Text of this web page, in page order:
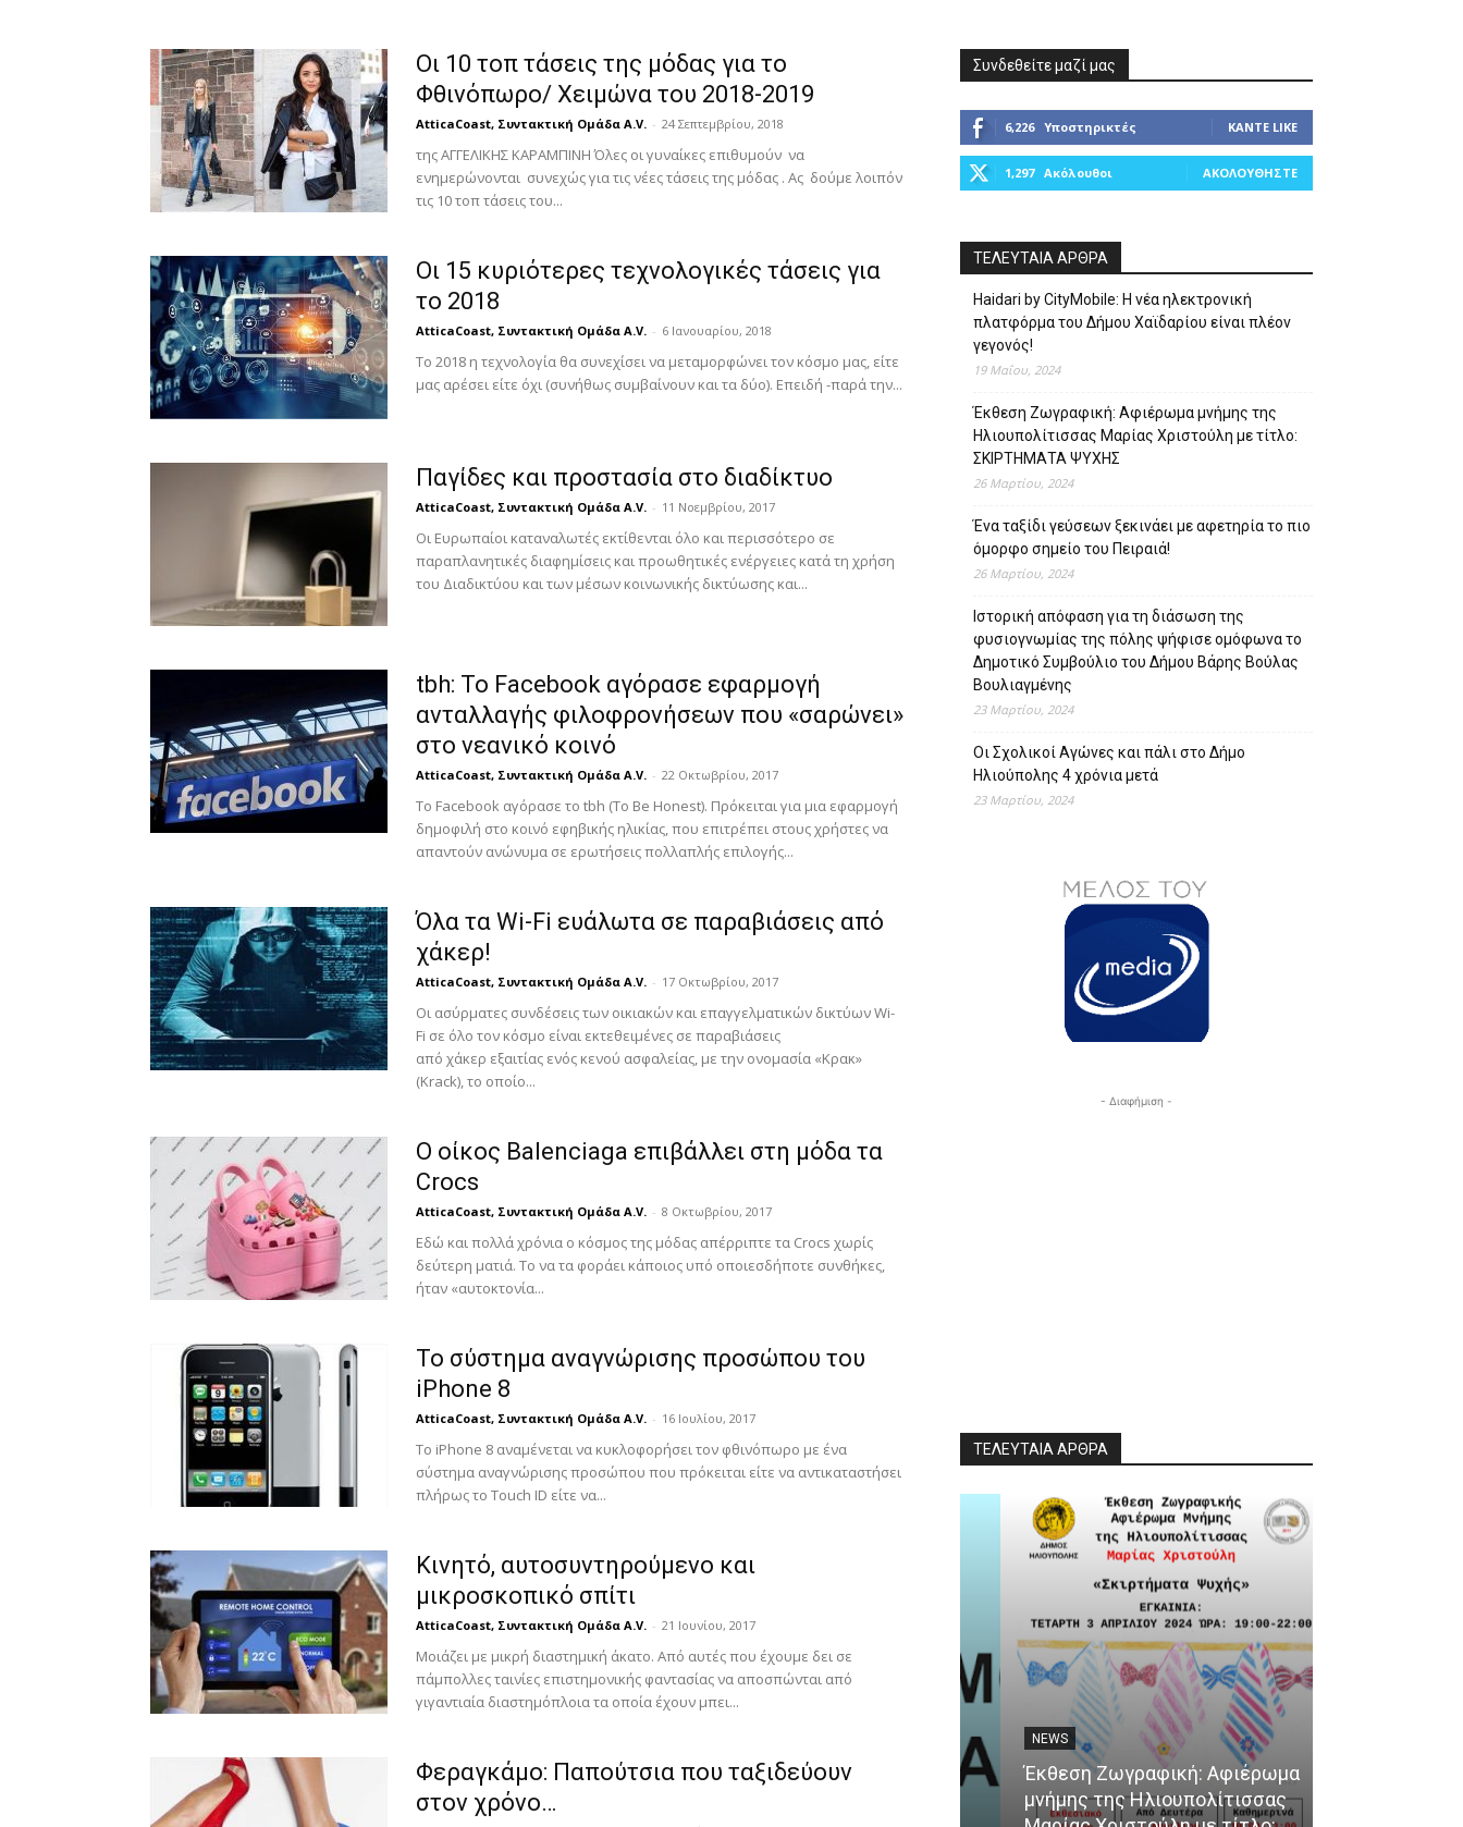
Οι 10 τοπ τάσεις της μόδας για το
Φθινόπωρο/ Χειμώνα του 2018-2019
AtticaCoast, Συντακτική Ομάδα A.V. - 24 Σεπτεμβρίου, 2018
της ΑΓΓΕΛΙΚΗΣ ΚΑΡΑΜΠΙΝΗ Όλες οι γυναίκες επιθυμούν να
ενημερώνονται συνεχώς για τις νέες τάσεις της μόδας . Ας δούμε λοιπόν
τις 10 τοπ τάσεις του...
Οι 15 κυριότερες τεχνολογικές τάσεις για
το 2018
AtticaCoast, Συντακτική Ομάδα A.V. - 6 Ιανουαρίου, 2018
Το 2018 η τεχνολογία θα συνεχίσει να μεταμορφώνει τον κόσμο μας, είτε
μας αρέσει είτε όχι (συνήθως συμβαίνουν και τα δύο). Επειδή -παρά την...
Παγίδες και προστασία στο διαδίκτυο
AtticaCoast, Συντακτική Ομάδα A.V. - 11 Νοεμβρίου, 2017
Οι Ευρωπαίοι καταναλωτές εκτίθενται όλο και περισσότερο σε
παραπλανητικές διαφημίσεις και προωθητικές ενέργειες κατά τη χρήση
του Διαδικτύου και των μέσων κοινωνικής δικτύωσης και...
tbh: Το Facebook αγόρασε εφαρμογή
ανταλλαγής φιλοφρονήσεων που «σαρώνει»
στο νεανικό κοινό
AtticaCoast, Συντακτική Ομάδα A.V. - 22 Οκτωβρίου, 2017
Το Facebook αγόρασε το tbh (To Be Honest). Πρόκειται για μια εφαρμογή
δημοφιλή στο κοινό εφηβικής ηλικίας, που επιτρέπει στους χρήστες να
απαντούν ανώνυμα σε ερωτήσεις πολλαπλής επιλογής...
Όλα τα Wi-Fi ευάλωτα σε παραβιάσεις από
χάκερ!
AtticaCoast, Συντακτική Ομάδα A.V. - 17 Οκτωβρίου, 2017
Οι ασύρματες συνδέσεις των οικιακών και επαγγελματικών δικτύων Wi-
Fi σε όλο τον κόσμο είναι εκτεθειμένες σε παραβιάσεις
από χάκερ εξαιτίας ενός κενού ασφαλείας, με την ονομασία «Κρακ»
(Krack), το οποίο...
Ο οίκος Balenciaga επιβάλλει στη μόδα τα
Crocs
AtticaCoast, Συντακτική Ομάδα A.V. - 8 Οκτωβρίου, 2017
Εδώ και πολλά χρόνια ο κόσμος της μόδας απέρριπτε τα Crocs χωρίς
δεύτερη ματιά. Το να τα φοράει κάποιος υπό οποιεσδήποτε συνθήκες,
ήταν «αυτοκτονία...
To σύστημα αναγνώρισης προσώπου του
iPhone 8
AtticaCoast, Συντακτική Ομάδα A.V. - 16 Ιουλίου, 2017
Το iPhone 8 αναμένεται να κυκλοφορήσει τον φθινόπωρο με ένα
σύστημα αναγνώρισης προσώπου που πρόκειται είτε να αντικαταστήσει
πλήρως το Touch ID είτε να...
Κινητό, αυτοσυντηρούμενο και
μικροσκοπικό σπίτι
AtticaCoast, Συντακτική Ομάδα A.V. - 21 Ιουνίου, 2017
Μοιάζει με μικρή διαστημική άκατο. Από αυτές που έχουμε δει σε
πάμπολλες ταινίες επιστημονικής φαντασίας να αποσπώνται από
γιγαντιαία διαστημόπλοια τα οποία έχουν μπει...
Φεραγκάμο: Παπούτσια που ταξιδεύουν
στον χρόνο…
Συνδεθείτε μαζί μας
6,226 Υποστηρικτές ΚΆΝΤΕ LIKE
1,297 Ακόλουθοι ΑΚΟΛΟΥΘΉΣΤΕ
ΤΕΛΕΥΤΑΙΑ ΑΡΘΡΑ
Haidari by CityMobile: Η νέα ηλεκτρονική
πλατφόρμα του Δήμου Χαϊδαρίου είναι πλέον
γεγονός!
19 Μαΐου, 2024
Έκθεση Ζωγραφική: Αφιέρωμα μνήμης της
Ηλιουπολίτισσας Μαρίας Χριστούλη με τίτλο:
ΣΚΙΡΤΗΜΑΤΑ ΨΥΧΗΣ
26 Μαρτίου, 2024
Ένα ταξίδι γεύσεων ξεκινάει με αφετηρία το πιο
όμορφο σημείο του Πειραιά!
26 Μαρτίου, 2024
Ιστορική απόφαση για τη διάσωση της
φυσιογνωμίας της πόλης ψήφισε ομόφωνα το
Δημοτικό Συμβούλιο του Δήμου Βάρης Βούλας
Βουλιαγμένης
23 Μαρτίου, 2024
Οι Σχολικοί Αγώνες και πάλι στο Δήμο
Ηλιούπολης 4 χρόνια μετά
23 Μαρτίου, 2024
- Διαφήμιση -
ΤΕΛΕΥΤΑΙΑ ΑΡΘΡΑ
Haidari by CityMobile: Η νέα
Έκθεση Ζωγραφική: Αφιέρωμα
μνήμης της Ηλιουπολίτισσας